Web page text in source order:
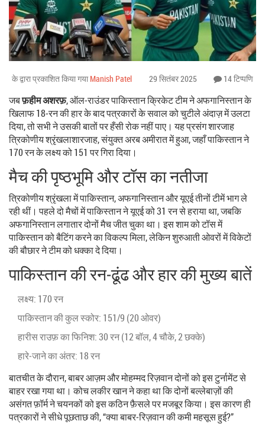
के द्वारा प्रकाशित किया गया Manish Patel 29 सितंबर 2025 14 टिप्पणि
जबफ़हीम अशरफ़,ऑल‑राउंडरपाकिस्तान क्रिकेट टीमने अफगानिस्तान के
खिलाफ 18‑रन की हार के बाद पत्रकारों के सवाल को चुटीले अंदाज़ में उलटा
दिया, तो सभी ने उसकी बातों पर हँसी रोक नहीं पाए। यह प्रसंगशारजाह
त्रिकोणीय श्रृंखलाशारजाह, संयुक्त अरब अमीरातमें हुआ, जहाँ पाकिस्तान ने
170 रन के लक्ष्य को 151 पर गिरा दिया।
मैच की पृष्ठभूमि और टॉस का नतीजा
त्रिकोणीय श्रृंखला में पाकिस्तान, अफगानिस्तान और यूएई तीनों टीमें भाग ले
रही थीं। पहले दो मैचों में पाकिस्तान ने यूएई को 31 रन से हराया था, जबकि
अफगानिस्तान लगातार दोनों मैच जीत चुका था। इस शाम को टॉस में
पाकिस्तान को बैटिंग करने का विकल्प मिला, लेकिन शुरुआती ओवरों में विकेटों
की बौछार ने टीम को धक्का दे दिया।
पाकिस्तान की रन‑ढूंढ और हार की मुख्य बातें
लक्ष्य: 170 रन
पाकिस्तान की कुल स्कोर: 151/9 (20 ओवर)
हारीस राउफ़ का फिनिश: 30 रन (12 बॉल, 4 चौके, 2 छक्के)
हारे‑जाने का अंतर: 18 रन
बातचीत के दौरान,बाबर आज़मऔरमोहम्मद रिज़वानदोनों को इस टुर्नामेंट से
बाहर रखा गया था। कोच लकीर खान ने कहा था कि दोनों बल्लेबाज़ों की
असंगत फ़ॉर्म ने चयनकों को इस कठिन फ़ैसले पर मजबूर किया। इस कारण ही
पत्रकारों ने सीधे पूछताछ की, “क्या बाबर‑रिज़वान की कमी महसूस हुई?”